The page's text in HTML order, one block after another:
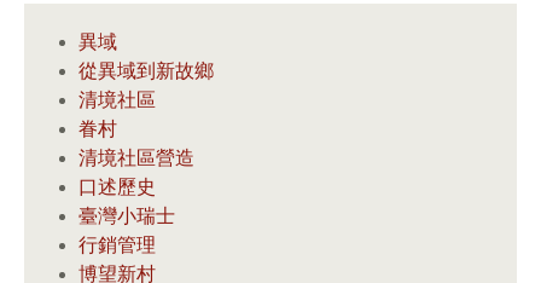
異域
從異域到新故鄉
清境社區
眷村
清境社區營造
口述歷史
臺灣小瑞士
行銷管理
博望新村